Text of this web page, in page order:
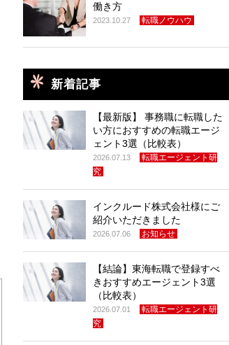
働き方
2023.10.27 転職ノウハウ
新着記事
【最新版】 事務職に転職した
い方におすすめの転職エージ
ェント3選（比較表）
2026.07.13
転職エージェント研
究
インクルード株式会社様にご
紹介いただきました
2026.07.06 お知らせ
【結論】東海転職で登録すべ
きおすすめエージェント3選
（比較表）
2026.07.01
転職エージェント研
究